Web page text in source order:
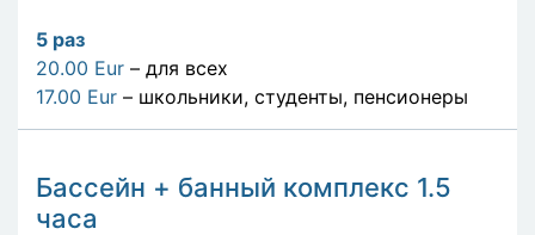
5 раз
20.00 Eur – для всех
17.00 Eur – школьники, студенты, пенсионеры
Бассейн + банный комплекс 1.5
часа